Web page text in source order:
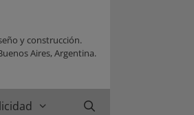
y construcción.
Aires, Argentina.